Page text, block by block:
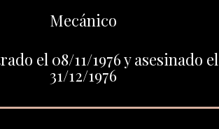
Mecánico
el 08/11/1976 y asesinado el
31/12/1976